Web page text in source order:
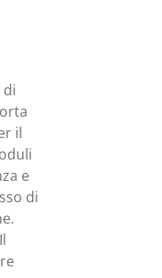
di
il
e
di